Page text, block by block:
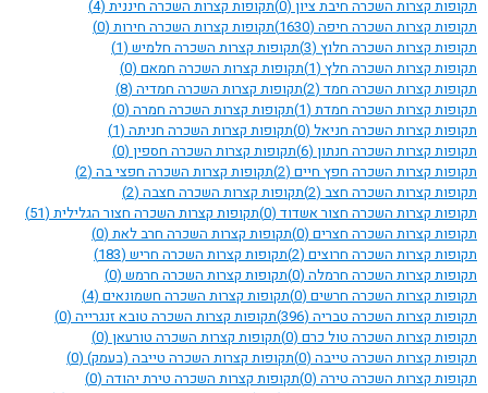
תקופות קצרות השכרה חיבת ציון (0) תקופות קצרות השכרה חיננית (4)
תקופות קצרות השכרה חיפה (1630) תקופות קצרות השכרה חירות (0)
תקופות קצרות השכרה חלוץ (3) תקופות קצרות השכרה חלמיש (1)
תקופות קצרות השכרה חלץ (1) תקופות קצרות השכרה חמאם (0)
תקופות קצרות השכרה חמד (2) תקופות קצרות השכרה חמדיה (8)
תקופות קצרות השכרה חמדת (1) תקופות קצרות השכרה חמרה (0)
תקופות קצרות השכרה חניאל (0) תקופות קצרות השכרה חניתה (1)
תקופות קצרות השכרה חנתון (6) תקופות קצרות השכרה חספין (0)
תקופות קצרות השכרה חפץ חיים (2) תקופות קצרות השכרה חפצי בה (2)
תקופות קצרות השכרה חצב (2) תקופות קצרות השכרה חצבה (2)
תקופות קצרות השכרה חצור אשדוד (0) תקופות קצרות השכרה חצור הגלילית (51)
תקופות קצרות השכרה חצרים (0) תקופות קצרות השכרה חרב לאת (0)
תקופות קצרות השכרה חרוצים (2) תקופות קצרות השכרה חריש (183)
תקופות קצרות השכרה חרמלה (0) תקופות קצרות השכרה חרמש (0)
תקופות קצרות השכרה חרשים (0) תקופות קצרות השכרה חשמונאים (4)
תקופות קצרות השכרה טבריה (396) תקופות קצרות השכרה טובא זנגרייה (0)
תקופות קצרות השכרה טול כרם (0) תקופות קצרות השכרה טורעאן (0)
תקופות קצרות השכרה טייבה (0) תקופות קצרות השכרה טייבה (בעמק) (0)
תקופות קצרות השכרה טירה (0) תקופות קצרות השכרה טירת יהודה (0)